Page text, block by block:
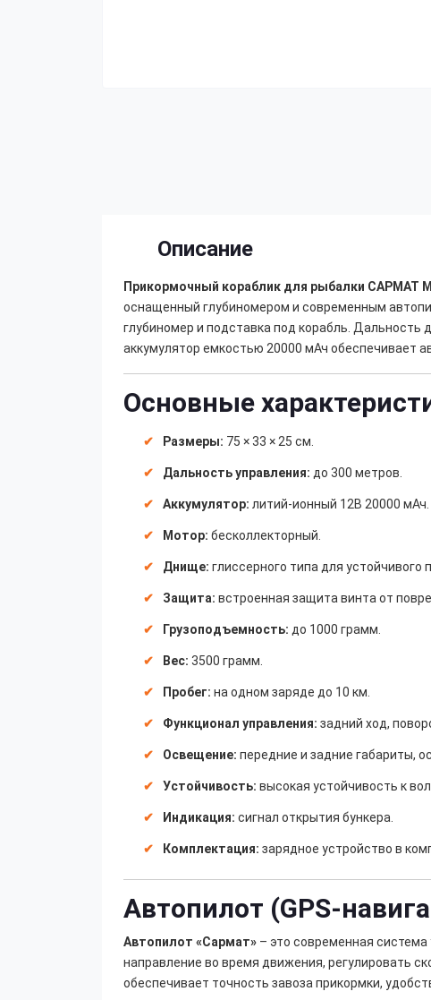
Описание
Прикормочный кораблик для рыбалки САРМАТ
оснащенный глубиномером и современным
глубиномер и подставка под корабль. Дальность
аккумулятор емкостью 20000 мАч обеспечивает
Основные
Размеры: 75 × 33 × 25 см.
Дальность управления: до 300 метров.
Аккумулятор: литий-ионный 12В 20000 мАч.
Мотор: бесколлекторный.
Днище: глиссерного типа для устойчивого
Защита: встроенная защита винта от
Грузоподъемность: до 1000 грамм.
Вес: 3500 грамм.
Пробег: на одном заряде до 10 км.
Функционал управления: задний ход,
Освещение: передние и задние габариты,
Устойчивость: высокая устойчивость к
Индикация: сигнал открытия бункера.
Комплектация: зарядное устройство в
Автопилот (GPS-
Автопилот «Сармат» – это современная
направление во время движения, регулировать
обеспечивает точность завоза прикормки,